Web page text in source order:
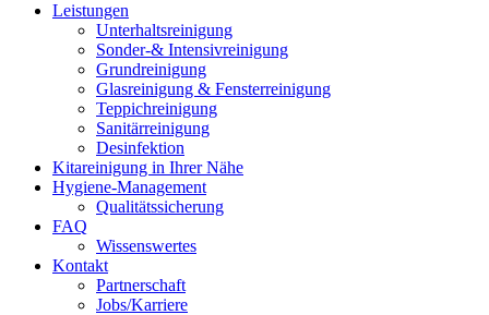
Leistungen
Unterhaltsreinigung
Sonder-& Intensivreinigung
Grundreinigung
Glasreinigung & Fensterreinigung
Teppichreinigung
Sanitärreinigung
Desinfektion
Kitareinigung in Ihrer Nähe
Hygiene-Management
Qualitätssicherung
FAQ
Wissenswertes
Kontakt
Partnerschaft
Jobs/Karriere